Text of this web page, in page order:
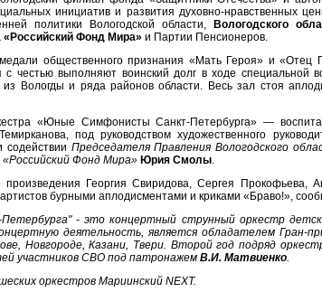
инициатив и развития духовно-нравственных
политики Вологодской области,
Вологодского
Фонд Мира» и Партии Пенсионеров.
общественного признания «Мать Героя» и «Отец
честью выполняют воинский долг в ходе специальной
Вологды и ряда районов области. Весь зал стоя
«Юные Симфонисты Санкт-Петербурга» —
под руководством художественного
содействии Председателя Правления Вологодского
Фонд Мира» Юрия Смолы.
Георгия Свиридова, Сергея Прокофьева,
бурными аплодисментами и криками «Браво!»,
- это концертный струнный оркестр
деятельность, является обладателем Гран-
Новгороде, Казани, Твери. Второй год подряд
участников СВО под патронажем В.И. Матвиенко.
оркестров Мариинский NEXT.